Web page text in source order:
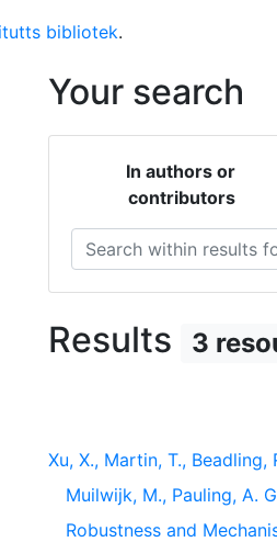
bibliotek.
Your search
In authors or
contributors
Search within results
Results 3
Xu, X., Martin, T., Beadling,
Muilwijk, M., Pauling, A.
Robustness and